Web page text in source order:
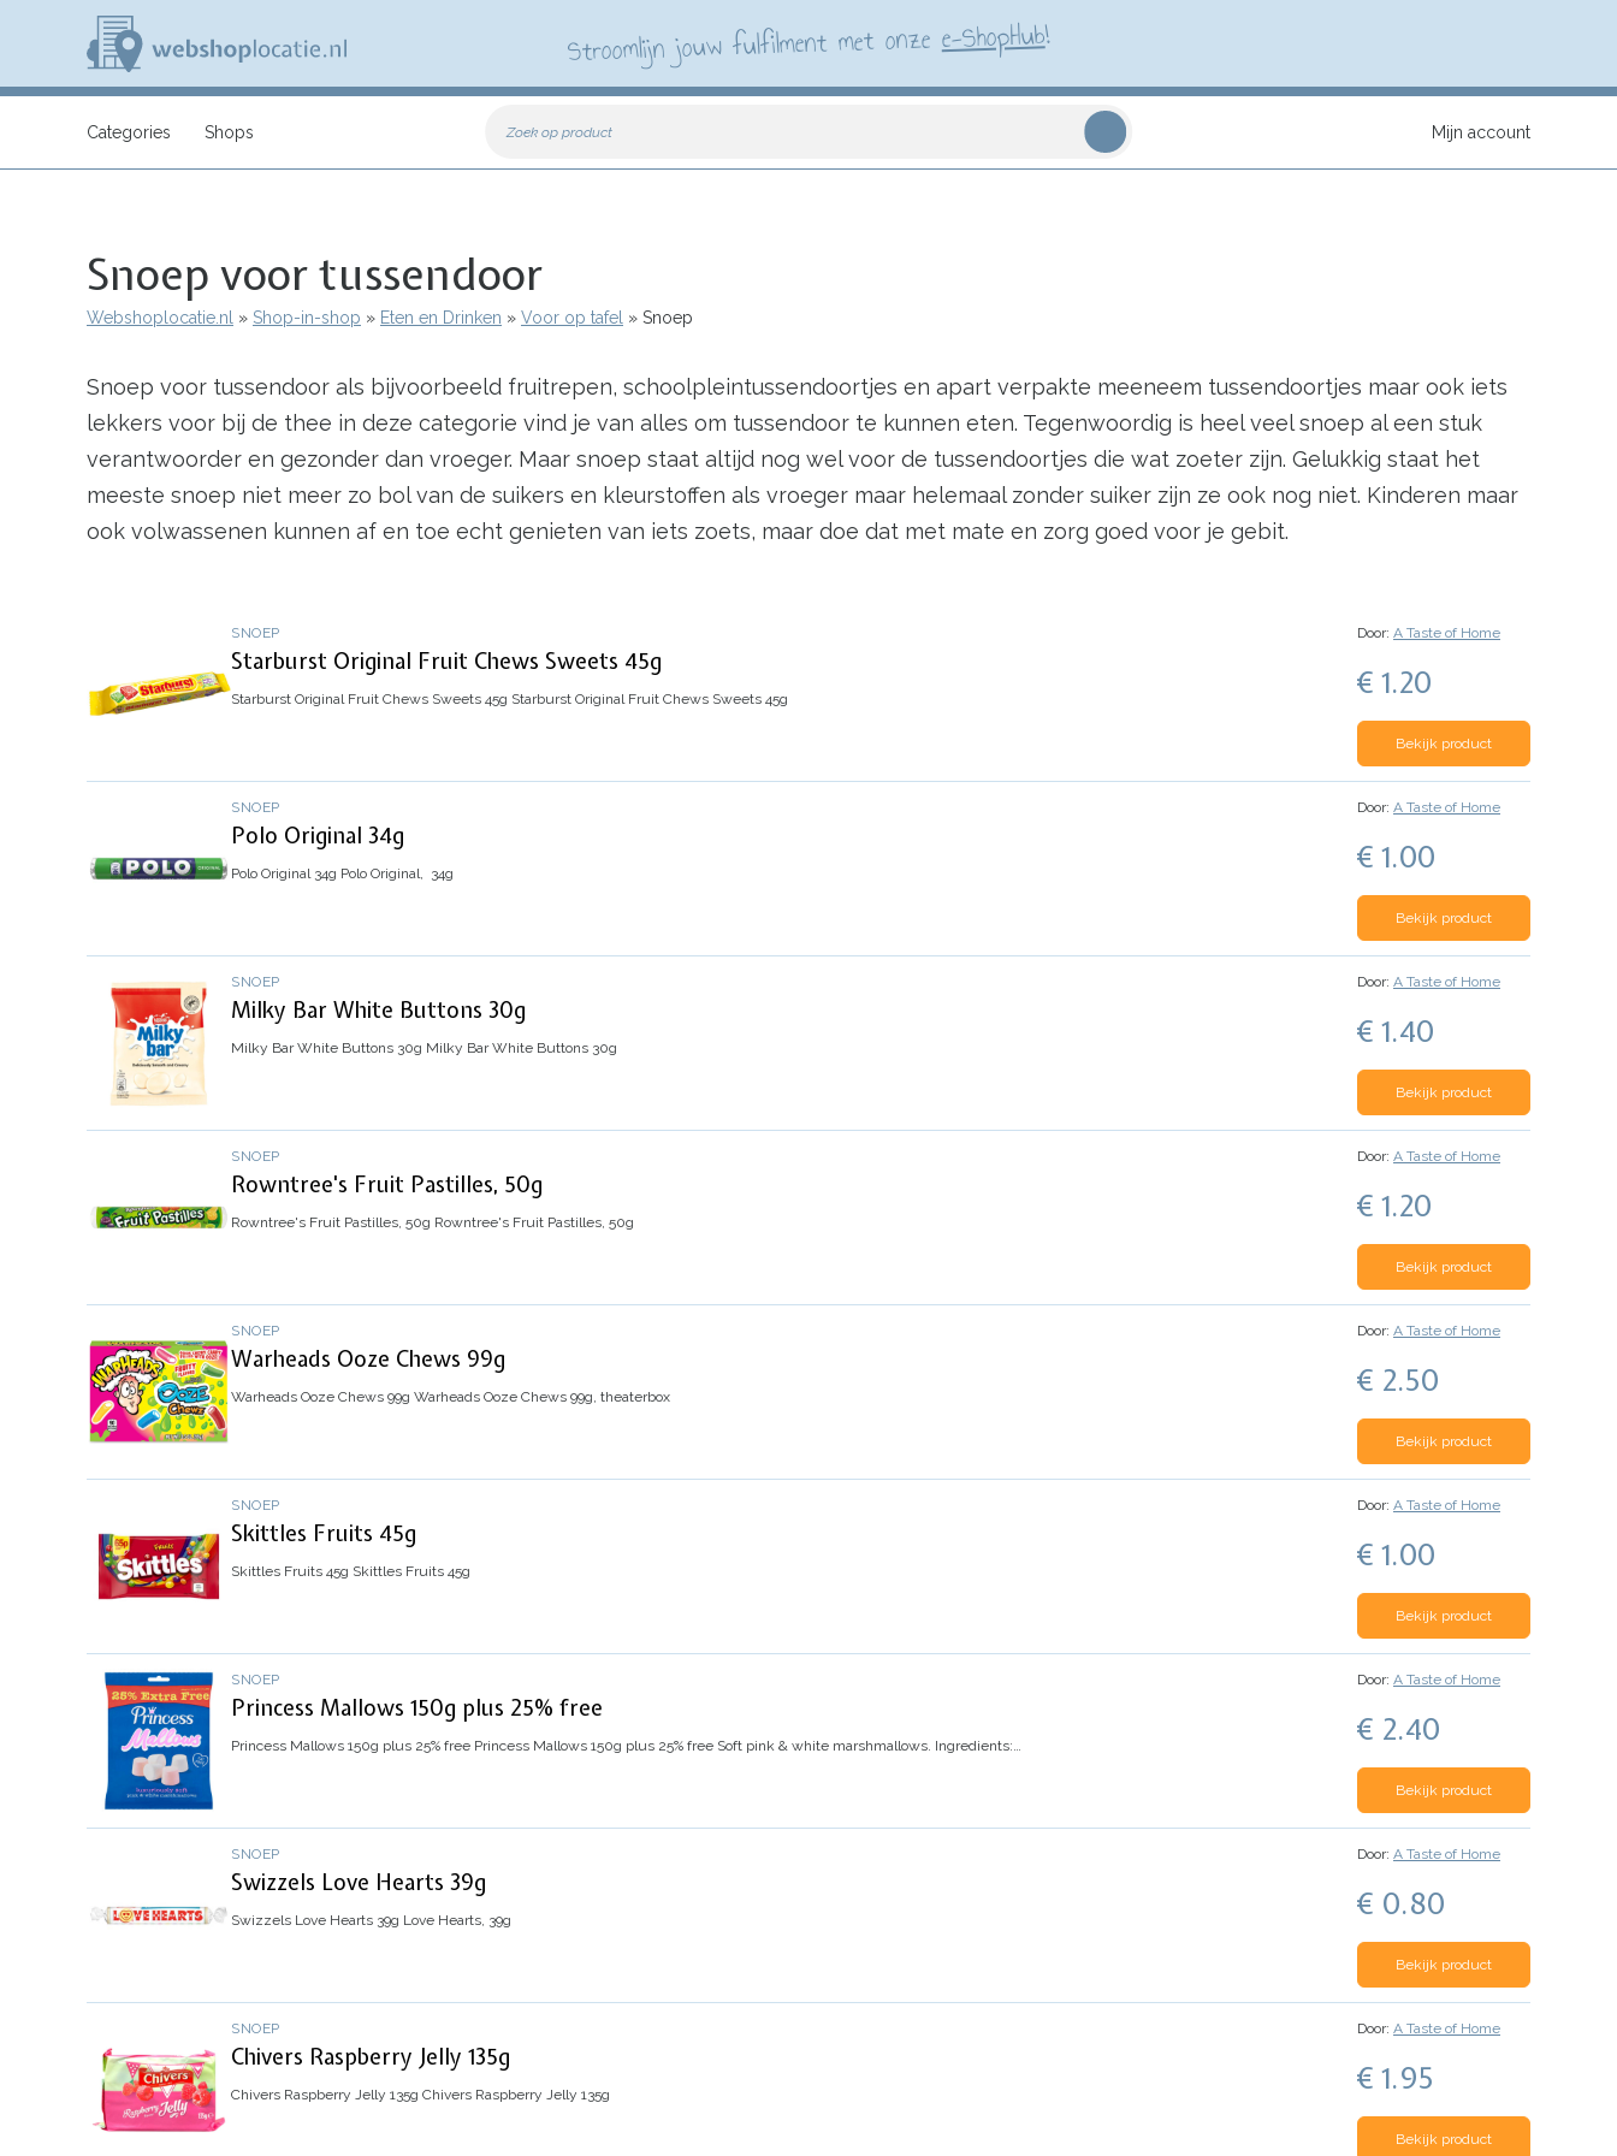
inhoud
e
s
o
a
e
n
Stroomlijn jouw fulfilment met onzee-ShopHub!
Zoek op product
Categories Shops Mijn account
Snoep voor tussendoor
Kruimelpad
Webshoplocatie.nl Shop-in-shop Eten en Drinken Voor op tafel Snoep
Snoep voor tussendoor als bijvoorbeeld fruitrepen, schoolpleintussendoortjes en apart verpakte meeneem tussendoortjes maar ook iets
lekkers voor bij de thee in deze categorie vind je van alles om tussendoor te kunnen eten. Tegenwoordig is heel veel snoep al een stuk
verantwoorder en gezonder dan vroeger. Maar snoep staat altijd nog wel voor de tussendoortjes die wat zoeter zijn. Gelukkig staat het
meeste snoep niet meer zo bol van de suikers en kleurstoffen als vroeger maar helemaal zonder suiker zijn ze ook nog niet. Kinderen maar
ook volwassenen kunnen af en toe echt genieten van iets zoets, maar doe dat met mate en zorg goed voor je gebit.
SNOEP
Starburst Original Fruit Chews Sweets 45g
Starburst Original Fruit Chews Sweets 45g Starburst Original Fruit Chews Sweets 45g
Door: A Taste of Home
€ 1.20
Bekijk product
SNOEP
Polo Original 34g
Polo Original 34g Polo Original, 34g
Door: A Taste of Home
€ 1.00
Bekijk product
SNOEP
Milky Bar White Buttons 30g
Milky Bar White Buttons 30g Milky Bar White Buttons 30g
Door: A Taste of Home
€ 1.40
Bekijk product
SNOEP
Rowntree's Fruit Pastilles, 50g
Rowntree's Fruit Pastilles, 50g Rowntree's Fruit Pastilles, 50g
Door: A Taste of Home
€ 1.20
Bekijk product
SNOEP
Warheads Ooze Chews 99g
Warheads Ooze Chews 99g Warheads Ooze Chews 99g, theaterbox
Door: A Taste of Home
€ 2.50
Bekijk product
SNOEP
Skittles Fruits 45g
Skittles Fruits 45g Skittles Fruits 45g
Door: A Taste of Home
€ 1.00
Bekijk product
SNOEP
Princess Mallows 150g plus 25% free
Princess Mallows 150g plus 25% free Princess Mallows 150g plus 25% free Soft pink & white marshmallows. Ingredients:…
Door: A Taste of Home
€ 2.40
Bekijk product
SNOEP
Swizzels Love Hearts 39g
Swizzels Love Hearts 39g Love Hearts, 39g
Door: A Taste of Home
€ 0.80
Bekijk product
SNOEP
Chivers Raspberry Jelly 135g
Chivers Raspberry Jelly 135g Chivers Raspberry Jelly 135g
Door: A Taste of Home
€ 1.95
Bekijk product